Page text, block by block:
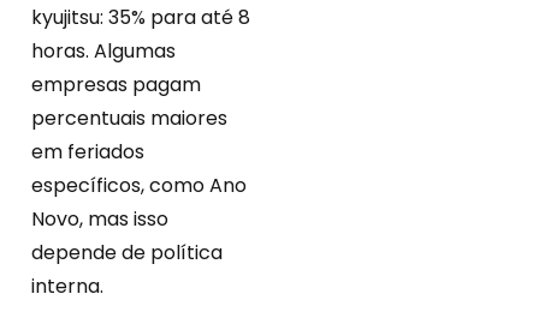
kyujitsu: 35% para até 8
horas. Algumas
empresas pagam
percentuais maiores
em feriados
específicos, como Ano
Novo, mas isso
depende de política
interna.